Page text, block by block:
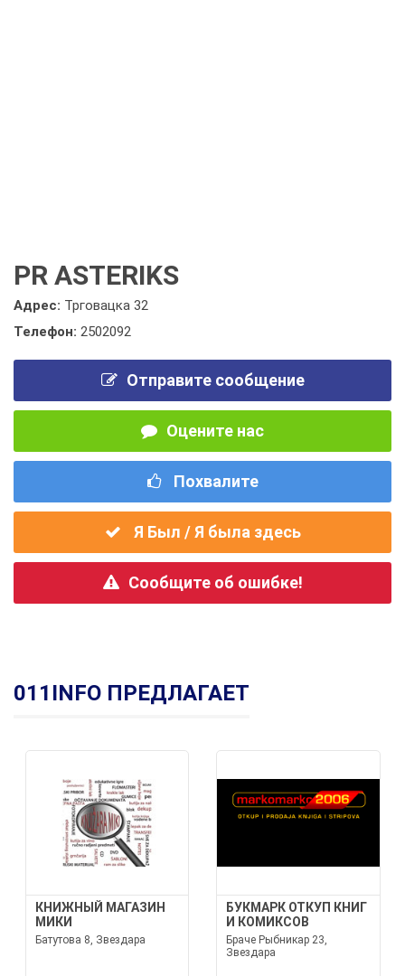
PR ASTERIKS
Адрес: Трговацка 32
Телефон: 2502092
Отправите сообщение
Оцените нас
Похвалите
Я Был / Я была здесь
Сообщите об ошибке!
011INFO ПРЕДЛАГАЕТ
КНИЖНЫЙ МАГАЗИН
МИКИ
Батутова 8, Звездара
БУКМАРК ОТКУП КНИГ
И КОМИКСОВ
Браче Рыбникар 23,
Звездара